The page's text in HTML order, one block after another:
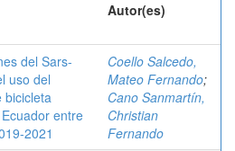
Autor(es)
del Sars-
uso del
bicicleta
entre
2021
Coello Salcedo,
Mateo Fernando;
Cano Sanmartín,
Christian
Fernando